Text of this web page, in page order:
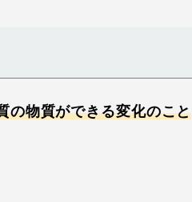
の物質ができる変化のこと